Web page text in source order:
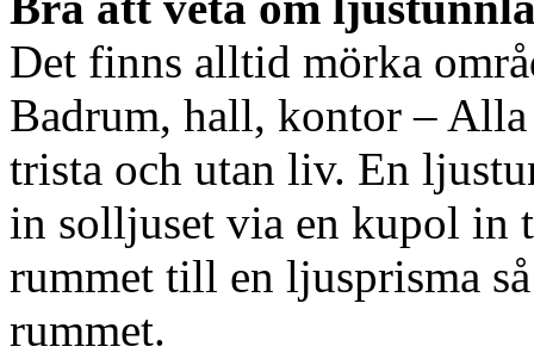
Det finns alltid mörka
Badrum, hall, kontor – Alla
trista och utan liv. En
in solljuset via en kupol in
rummet till en ljusprisma
rummet.